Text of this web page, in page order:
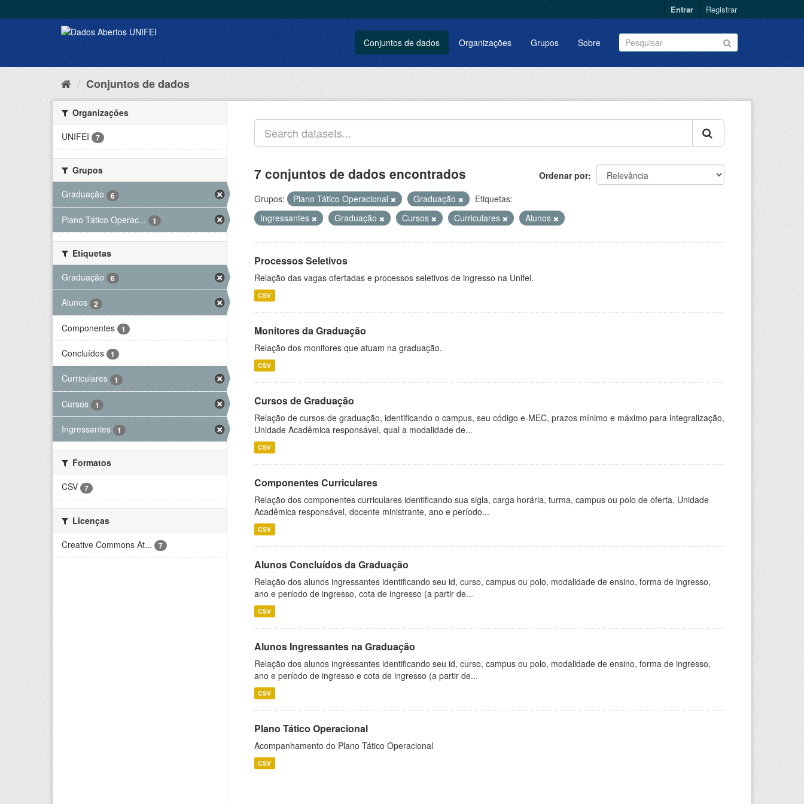
Entrar Registrar
Conjuntos de dados Organizações Grupos Sobre
Conjuntos de dados
Organizações
UNIFEI
7
Grupos
Graduação
6
Plano Tático Operac... 1
Etiquetas
Graduação
6
Alunos 2
Componentes 1
Concluídos 1
Curriculares 1
Cursos 1
Ingressantes 1
Formatos
CSV
7
Licenças
Creative Commons At...
7
Ordenar por
7 conjuntos de dados encontrados
Grupos: Plano Tático Operacional Graduação
Etiquetas:
Ingressantes
Graduação Cursos Curriculares Alunos
Processos Seletivos
Relação das vagas ofertadas e processos seletivos de ingresso na Unifei.
CSV
Monitores da Graduação
Relação dos monitores que atuam na graduação.
CSV
Cursos de Graduação
Relação de cursos de graduação, identificando o campus, seu código e-MEC, prazos mínimo e máximo para integralização,
Unidade Acadêmica responsável, qual a modalidade de...
CSV
Componentes Curriculares
Relação dos componentes curriculares identificando sua sigla, carga horária, turma, campus ou polo de oferta, Unidade
Acadêmica responsável, docente ministrante, ano e período...
CSV
Alunos Concluídos da Graduação
Relação dos alunos ingressantes identificando seu id, curso, campus ou polo, modalidade de ensino, forma de ingresso,
ano e período de ingresso, cota de ingresso (a partir de...
CSV
Alunos Ingressantes na Graduação
Relação dos alunos ingressantes identificando seu id, curso, campus ou polo, modalidade de ensino, forma de ingresso,
ano e período de ingresso e cota de ingresso (a partir de...
CSV
Plano Tático Operacional
Acompanhamento do Plano Tático Operacional
CSV